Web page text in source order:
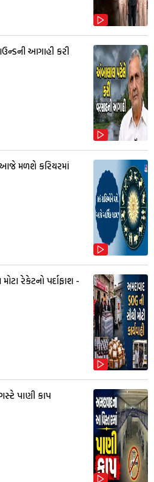
આગાહી કરી
મળશે કરિયરમાં
રેકેટનો પર્દાફાશ -
પાણી કાપ